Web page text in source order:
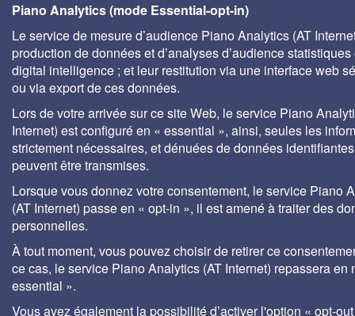
Piano Analytics (mode Essential-opt-in)
Le service de mesure d’audience Piano Analytics (AT
production de données et d’analyses d’audience statistiques
digital intelligence ; et leur restitution via une interface web
ou via export de ces données.
Lors de votre arrivée sur ce site Web, le service Piano
Internet) est configuré en « essential », ainsi, seules les
strictement nécessaires, et dénuées de données
peuvent être transmises.
Lorsque vous donnez votre consentement, le service Piano
(AT Internet) passe en « opt-in », il est amené à traiter des
personnelles.
À tout moment, vous pouvez choisir de retirer ce
ce cas, le service Piano Analytics (AT Internet) repassera en
essential ».
Vous avez également la possibilité d’activer l'option « opt-